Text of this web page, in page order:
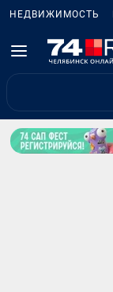
НЕДВИЖИМОСТЬ